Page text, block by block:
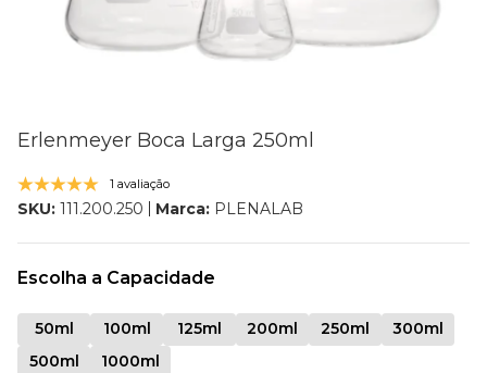
Erlenmeyer Boca Larga 250ml
1 avaliação
SKU: 111.200.250 Marca: PLENALAB
Escolha a Capacidade
50ml 100ml 125ml 200ml 250ml
300ml
500ml
1000ml